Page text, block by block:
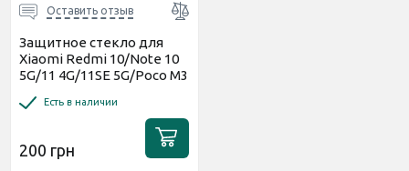
Оставить отзыв
Защитное стекло для
Xiaomi Redmi 10/Note 10
5G/11 4G/11SE 5G/Poco M3
Есть в наличии
200 грн